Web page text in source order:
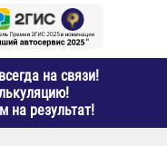
на связи!
на результат!